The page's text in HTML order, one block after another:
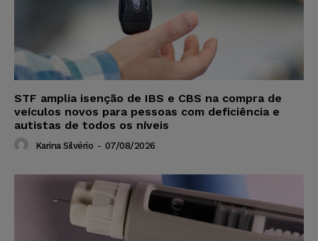
STF amplia isenção de IBS e CBS na compra de
veículos novos para pessoas com deficiência e
autistas de todos os níveis
Karina Silvério - 07/08/2026